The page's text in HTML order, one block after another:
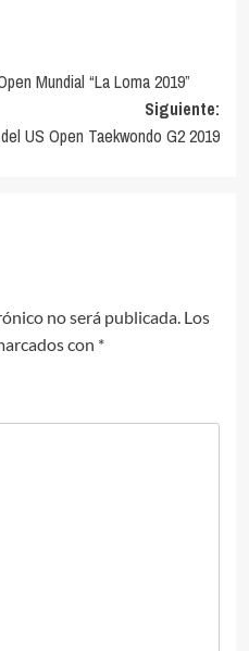
Mundial “La Loma 2019”
Siguiente:
US Open Taekwondo G2 2019
no será publicada. Los
con *